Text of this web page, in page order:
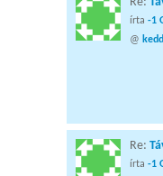
írta -1
@
Re:
írta -1